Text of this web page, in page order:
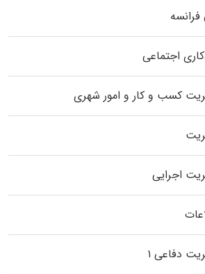
اجتماعی
کسب و کار و امور شهری
اجرایی
دفاعی ۱